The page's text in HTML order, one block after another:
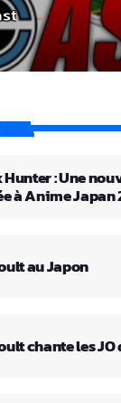
: Une
à Anime Japan
au Japon
chante les